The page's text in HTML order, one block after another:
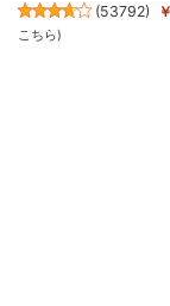
(53792)
こちら)